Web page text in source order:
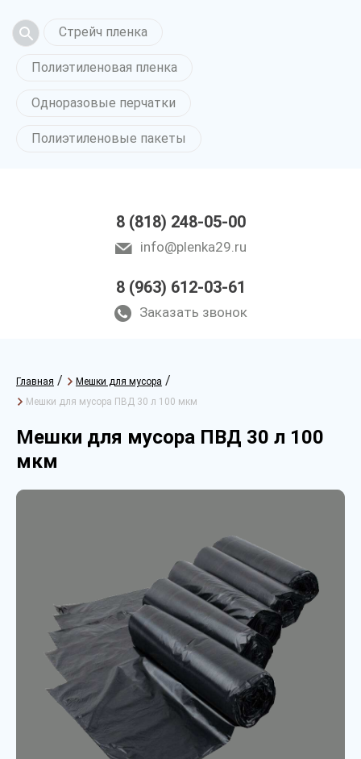
Стрейч пленка
Полиэтиленовая пленка
Одноразовые перчатки
Полиэтиленовые пакеты
8 (818) 248-05-00
info@plenka29.ru
8 (963) 612-03-61
Заказать звонок
Главная / Мешки для мусора /
Мешки для мусора ПВД 30 л 100 мкм
Мешки для мусора ПВД 30 л 100
мкм